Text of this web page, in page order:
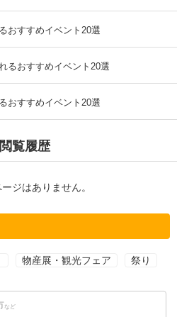
おすすめイベント20選
るおすすめイベント20選
おすすめイベント20選
閲覧履歴
ジはありません。
物産展・観光フェア 祭り
など